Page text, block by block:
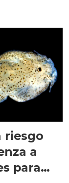
riesgo
a
para